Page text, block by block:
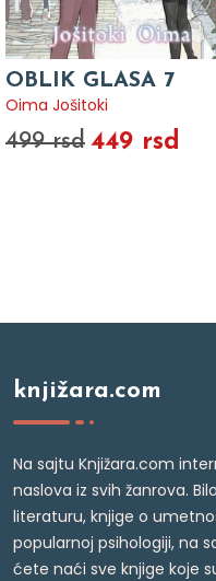
OBLIK GLASA 7
Oima Jošitoki
499 rsd 449 rsd
knjižara.com
Na sajtu Knjižara.com
naslova iz svih žanrova.
literaturu, knjige o
popularnoj psihologiji, na
ćete naći sve knjige koje